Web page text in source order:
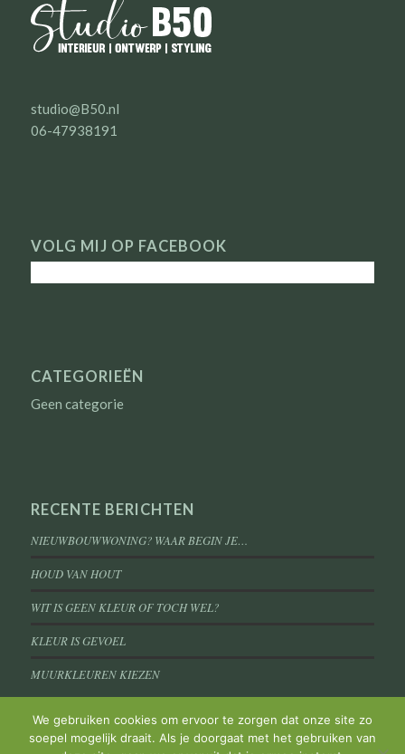
studio@B50.nl
06-47938191
VOLG MIJ OP FACEBOOK
CATEGORIEËN
Geen categorie
RECENTE BERICHTEN
NIEUWBOUWWONING? WAAR BEGIN JE…
HOUD VAN HOUT
WIT IS GEEN KLEUR OF TOCH WEL?
KLEUR IS GEVOEL
MUURKLEUREN KIEZEN
We gebruiken cookies om ervoor te zorgen dat onze site zo
soepel mogelijk draait. Als je doorgaat met het gebruiken van